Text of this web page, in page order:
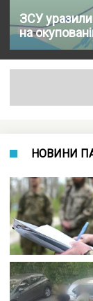
ЗСУ
на
НОВИНИ